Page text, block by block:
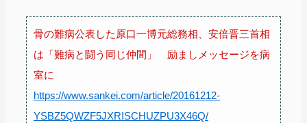
骨の難病公表した原口一博元総務相、安倍晋三首相
は「難病と闘う同じ仲間」 励ましメッセージを病
室に
https://www.sankei.com/article/20161212-
YSBZ5QWZF5JXRISCHUZPU3X46Q/